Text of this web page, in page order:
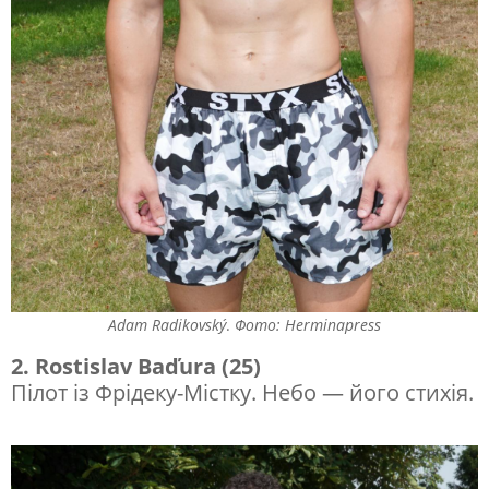
р
о
к
у
2
0
2
5
Adam Radikovský. Фото: Herminapress
2. Rostislav Baďura (25)
Пілот із Фрідеку-Містку. Небо — його стихія.